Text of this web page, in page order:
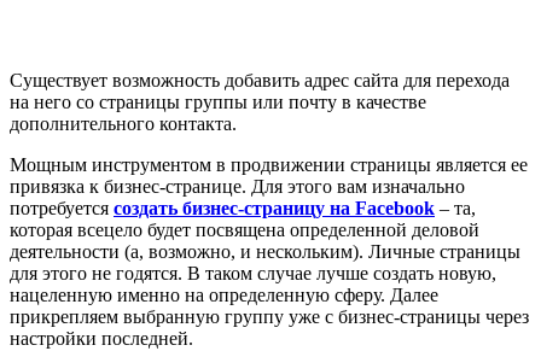
Существует возможность добавить адрес сайта для перехода
на него со страницы группы или почту в качестве
дополнительного контакта.
Мощным инструментом в продвижении страницы является ее
привязка к бизнес-странице. Для этого вам изначально
потребуется создать бизнес-страницу на Facebook – та,
которая всецело будет посвящена определенной деловой
деятельности (а, возможно, и нескольким). Личные страницы
для этого не годятся. В таком случае лучше создать новую,
нацеленную именно на определенную сферу. Далее
прикрепляем выбранную группу уже с бизнес-страницы через
настройки последней.